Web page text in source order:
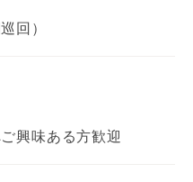
回）
興味ある方歓迎